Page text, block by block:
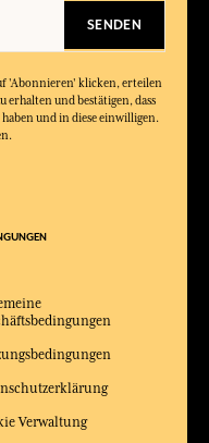
SENDEN
'Abonnieren' klicken, erteilen
erhalten und bestätigen, dass
und in diese einwilligen.
Verwaltung